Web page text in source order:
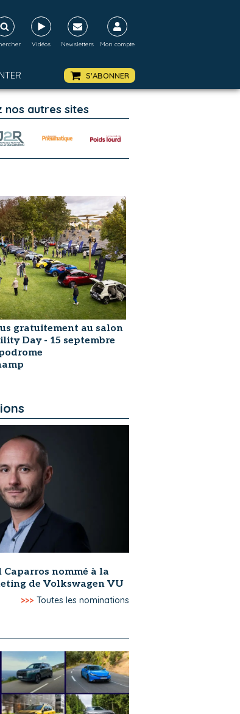
Vidéos Newsletters Mon compte
S'ABONNER
nos autres sites
gratuitement au salon
Day - 15 septembre
Caparros nommé à la
de Volkswagen VU
>>> Toutes les nominations